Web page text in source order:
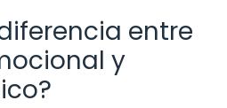
entre
y